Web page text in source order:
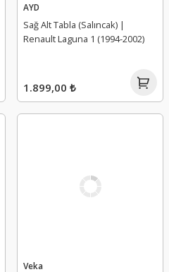
AYD
Sağ Alt Tabla (Salıncak) |
Renault Laguna 1 (1994-2002)
1.899,00 ₺
Veka